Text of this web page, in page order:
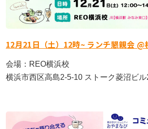
12月21日（土）12時~ ランチ懇親会 @
会場：REO横浜校
横浜市西区高島2-5-10 ストーク菱沼ビ